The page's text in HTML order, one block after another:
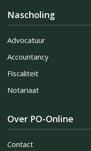
Nascholing
Advocatuur
Accountancy
Fiscaliteit
Notariaat
Over PO-Online
Contact